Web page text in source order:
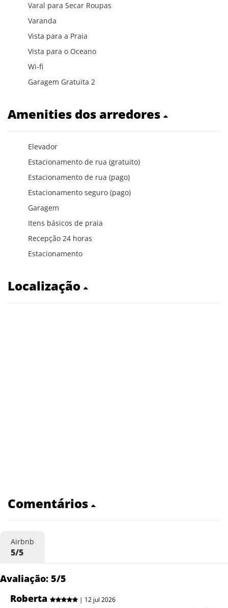
Varal para Secar Roupas
Varanda
Vista para a Praia
Vista para o Oceano
Wi-fi
Garagem Gratuita 2
Amenities dos arredores
Elevador
Estacionamento de rua (gratuito)
Estacionamento de rua (pago)
Estacionamento seguro (pago)
Garagem
Itens básicos de praia
Recepção 24 horas
Estacionamento
Localização
Comentários
Airbnb
5/5
Avaliação: 5/5
Roberta
| 12 jul 2026